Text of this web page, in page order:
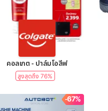
คอลเกต - ปาล์มโอลีฟ
สูงสุดถึง 76%
-67%